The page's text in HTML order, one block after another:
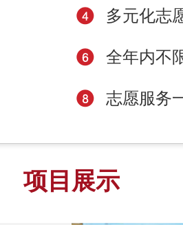
多元化志
全年内不
志愿服务
项目展示